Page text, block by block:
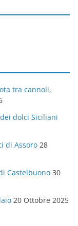
tra cannoli,
dolci Siciliani
di Assoro 28
Castelbuono 30
20 Ottobre 2025